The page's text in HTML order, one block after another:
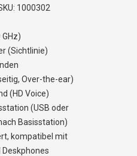
1000302
(Sichtlinie)
Over-the-ear)
(HD Voice)
(USB oder
Basisstation)
kompatibel mit